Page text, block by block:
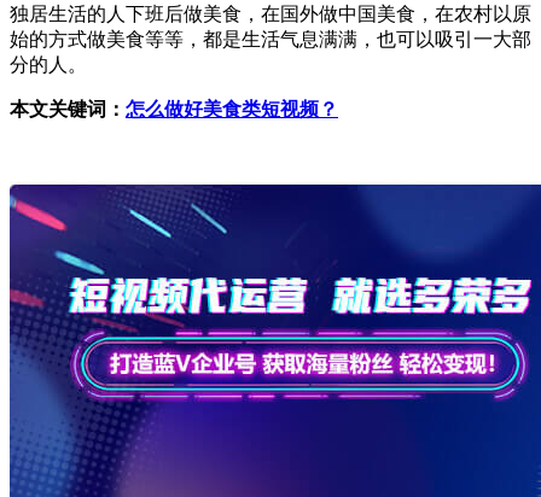
独居生活的人下班后做美食，在国外做中国美食，在农村以原
始的方式做美食等等，都是生活气息满满，也可以吸引一大部
分的人。
本文关键词： 怎么做好美食类短视频？